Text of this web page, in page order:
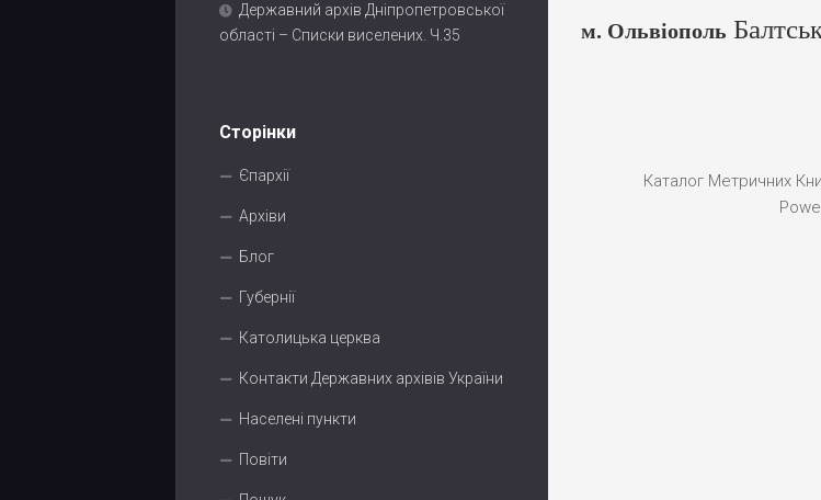
Державний архів Дніпропетровської
області – Списки виселених. Ч.35
Сторінки
Єпархії
Архіви
Блог
Губернії
Католицька церква
Контакти Державних архівів України
Населені пункти
Повіти
м. Ольвіополь
Каталог Метричних